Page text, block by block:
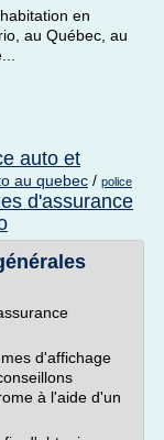
en
au Québec, au
auto et
au quebec / police
d'assurance
d'affichage
à l'aide d'un